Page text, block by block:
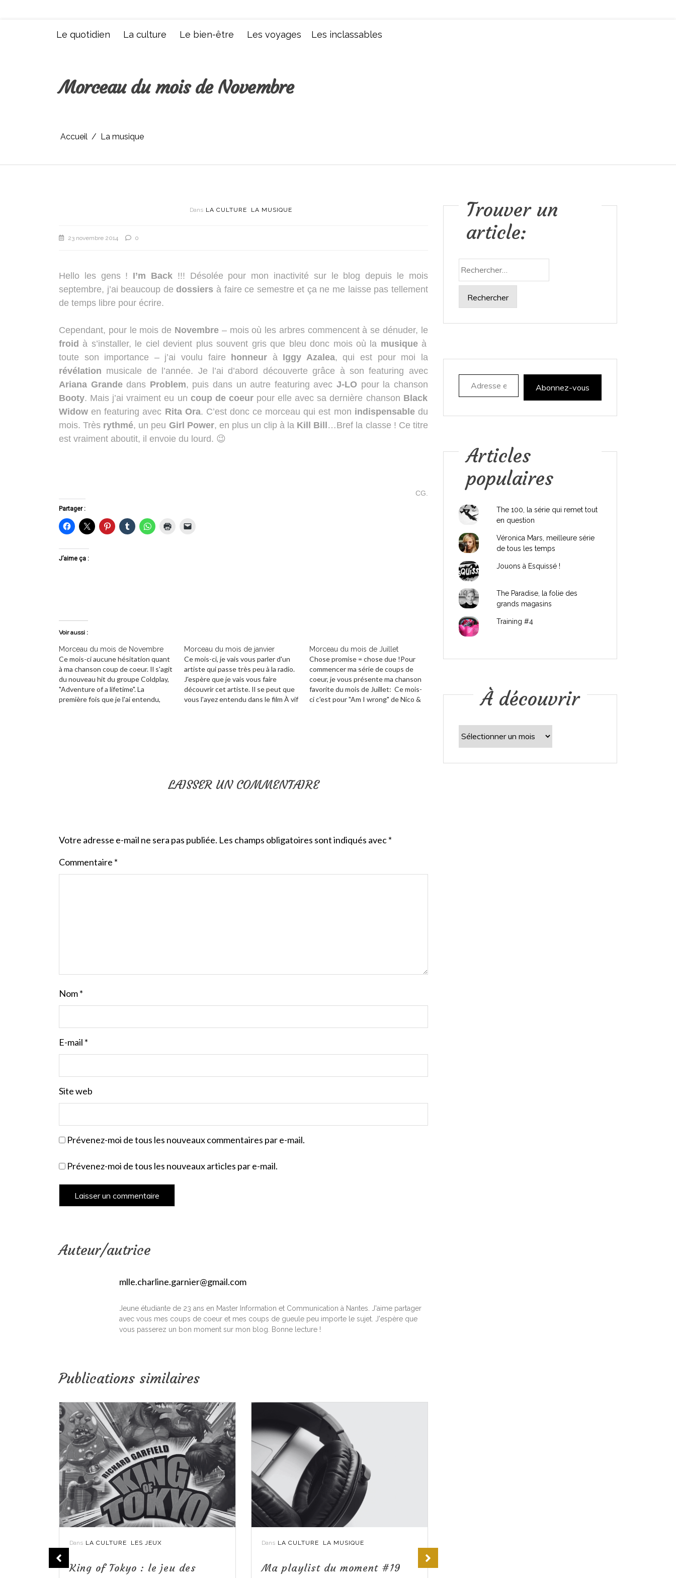
Le quotidien La culture Le bien-être Les voyages Les inclassables
Morceau du mois de Novembre
Accueil La musique
Dans LA CULTURE LA MUSIQUE
23 novembre 2014 0
Hello les gens ! I’m Back !!! Désolée pour mon inactivité sur le blog depuis le mois
septembre, j’ai beaucoup dedossiers à faire ce semestre et ça ne me laisse pas tellement
de temps libre pour écrire.
Cependant, pour le mois de Novembre– mois où les arbres commencent à se dénuder, le
froid à s’installer, le ciel devient plus souvent gris que bleu donc mois où la musiqueà
toute son importance – j’ai voulu faire honneur à Iggy Azalea, qui est pour moi la
révélation musicale de l’année. Je l’ai d’abord découverte grâce à son featuring avec
Ariana Grandedans Problem, puis dans un autre featuring avecJ-LO pour la chanson
Booty. Mais j’ai vraiment eu un coup de coeurpour elle avec sa dernière chanson Black
Widow en featuring avec Rita Ora. C’est donc ce morceau qui est mon indispensable du
mois. Très rythmé, un peu Girl Power, en plus un clip à la Kill Bill…Bref la classe ! Ce titre
est vraiment aboutit, il envoie du lourd. 😉
CG.
Partager :
J’aime ça :
Voir aussi :
Morceau du mois de Novembre
Ce mois-ci aucune hésitation quant
à ma chanson coup de coeur. Il s'agit
du nouveau hit du groupe Coldplay,
"Adventure of a lifetime". La
première fois que je l'ai entendu,
Morceau du mois de janvier
Ce mois-ci, je vais vous parler d'un
artiste qui passe très peu à la radio.
J'espère que je vais vous faire
découvrir cet artiste. Il se peut que
vous l'ayez entendu dans le film À vif
Morceau du mois de Juillet
Chose promise = chose due !Pour
commencer ma série de coups de
coeur, je vous présente ma chanson
favorite du mois de Juillet: Ce mois-
ci c'est pour "Am I wrong" de Nico &
LAISSER UN COMMENTAIRE
Votre adresse e-mail ne sera pas publiée. Les champs obligatoires sont indiqués avec*
Commentaire *
Nom*
E-mail *
Site web
Prévenez-moi de tous les nouveaux commentaires par e-mail.
Prévenez-moi de tous les nouveaux articles par e-mail.
Auteur/autrice
mlle.charline.garnier@gmail.com
Jeune étudiante de 23 ans en Master Information et Communication à Nantes. J'aime partager
avec vous mes coups de coeur et mes coups de gueule peu importe le sujet. J'espère que
vous passerez un bon moment sur mon blog. Bonne lecture !
Publications similaires
Dans LA CULTURE LES JEUX
King of Tokyo : le jeu des
Dans LA CULTURE LA MUSIQUE
Ma playlist du moment #19
Trouver un
article:
Adresse e-mail
Abonnez-vous
Articles
populaires
The 100, la série qui remet tout
en question
Véronica Mars, meilleure série
de tous les temps
Jouons à Esquissé !
The Paradise, la folie des
grands magasins
Training #4
À découvrir
découvrir